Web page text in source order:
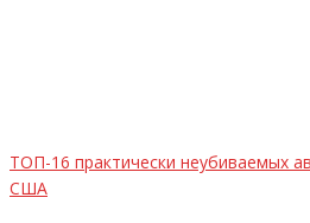
ТОП-16 практически неубиваемых
США